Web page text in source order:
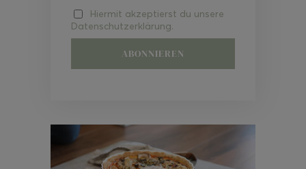
Hiermit akzeptierst du unsere
Datenschutzerklärung.
Video-